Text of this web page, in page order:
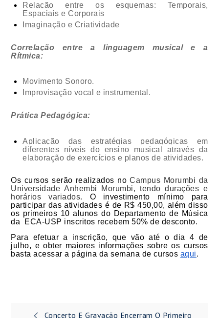
Relação entre os esquemas: Temporais,
Espaciais e Corporais
Imaginação e Criatividade
Correlação entre a linguagem musical e a
Rítmica:
Movimento Sonoro.
Improvisação vocal e instrumental.
Prática Pedagógica:
Aplicação das estratégias pedagógicas em
diferentes níveis do ensino musical através da
elaboração de exercícios e planos de atividades.
Os cursos serão realizados no Campus Morumbi da
Universidade Anhembi Morumbi, tendo durações e
horários variados. O investimento mínimo para
participar das atividades é de R$ 450,00, além disso
os primeiros 10 alunos do Departamento de Música
da  ECA-USP inscritos recebem 50% de desconto.
Para efetuar a inscrição, que vão até o dia 4 de
julho, e obter maiores informações sobre os cursos
basta acessar a página da semana de cursos aqui.
Concerto E Gravação Encerram O Primeiro